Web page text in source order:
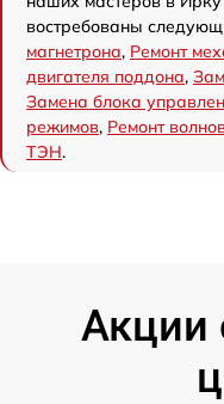
востребованы
магнетрона, Ремонт
двигателя поддона,
Замена блока
режимов, Ремонт
ТЭН.
Акции